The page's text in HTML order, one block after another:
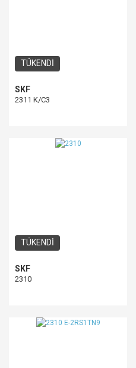
TÜKENDİ
SKF
2311 K/C3
TÜKENDİ
SKF
2310